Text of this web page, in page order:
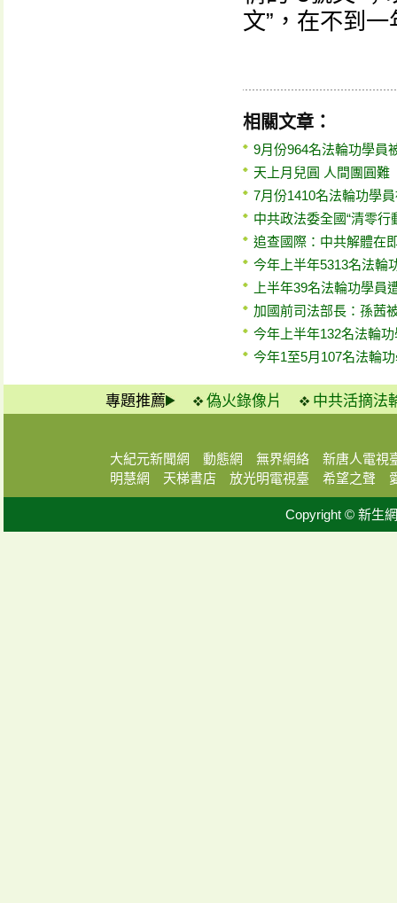
文”，在不到
相關文章：
9月份964名法輪功學員
天上月兒圓 人間團圓難
7月份1410名法輪功學
中共政法委全國“清零行
追查國際：中共解體在
今年上半年5313名法輪
上半年39名法輪功學員
加國前司法部長：孫茜
今年上半年132名法輪
今年1至5月107名法輪
專題推薦 偽火錄像片 中共活摘法
大紀元新聞網 動態網 無界網絡
新唐人電視
明慧網
天梯書店 放光明電視臺 希望之聲
Copyright © 新生